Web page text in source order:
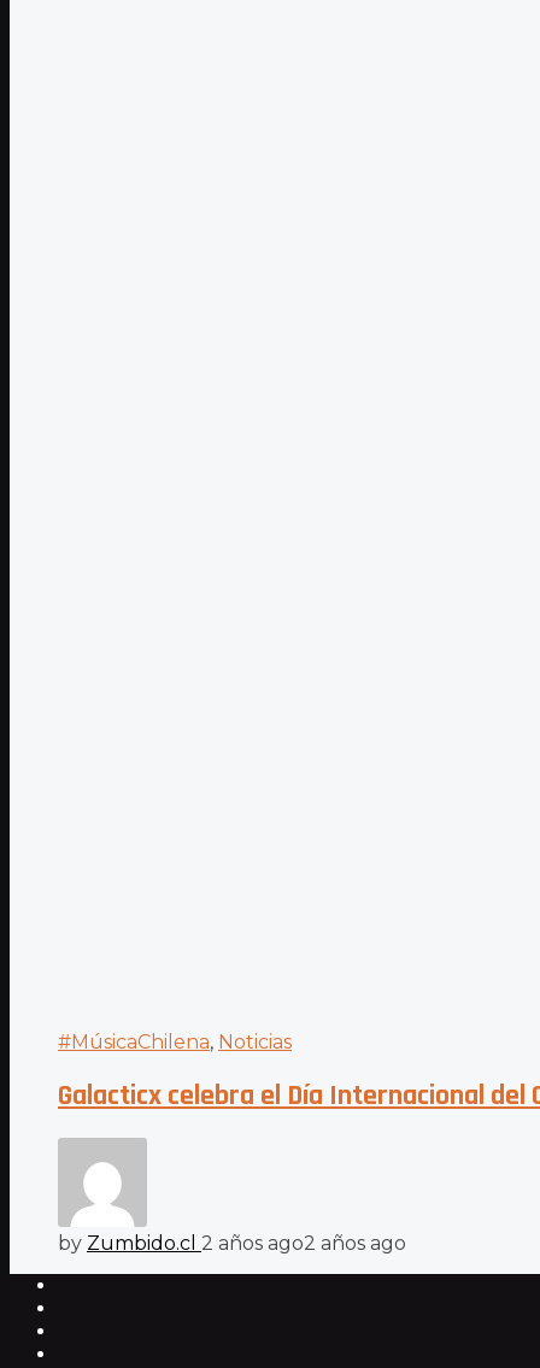
#MúsicaChilena, Noticias
Galacticx celebra el Día Internacional
by Zumbido.cl 2 años ago2 años ago